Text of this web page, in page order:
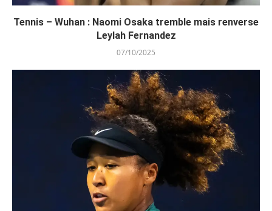
Tennis – Wuhan : Naomi Osaka tremble mais renverse
Leylah Fernandez
07/10/2025